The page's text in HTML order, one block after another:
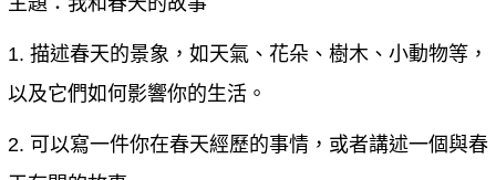
1. 描述春天的景象，如天氣、花朵、樹木、小動物等，
以及它們如何影響你的生活。
2. 可以寫一件你在春天經歷的事情，或者講述一個與春